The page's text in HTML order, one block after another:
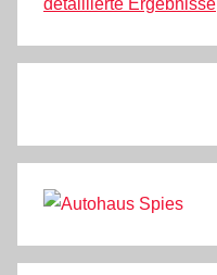
detaillierte Ergebnisse